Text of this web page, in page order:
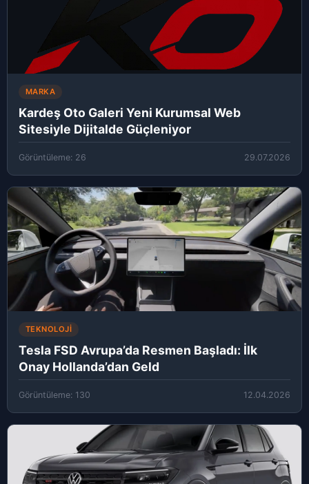
MARKA
Kardeş Oto Galeri Yeni Kurumsal Web
Sitesiyle Dijitalde Güçleniyor
Görüntüleme: 26 29.07.2026
TEKNOLOJI
Tesla FSD Avrupa’da Resmen Başladı: İlk
Onay Hollanda’dan Geld
Görüntüleme: 130 12.04.2026